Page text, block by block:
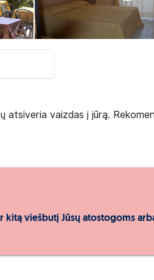
atsiveria vaizdas į jūrą.
kitą viešbutį Jūsų atostogoms